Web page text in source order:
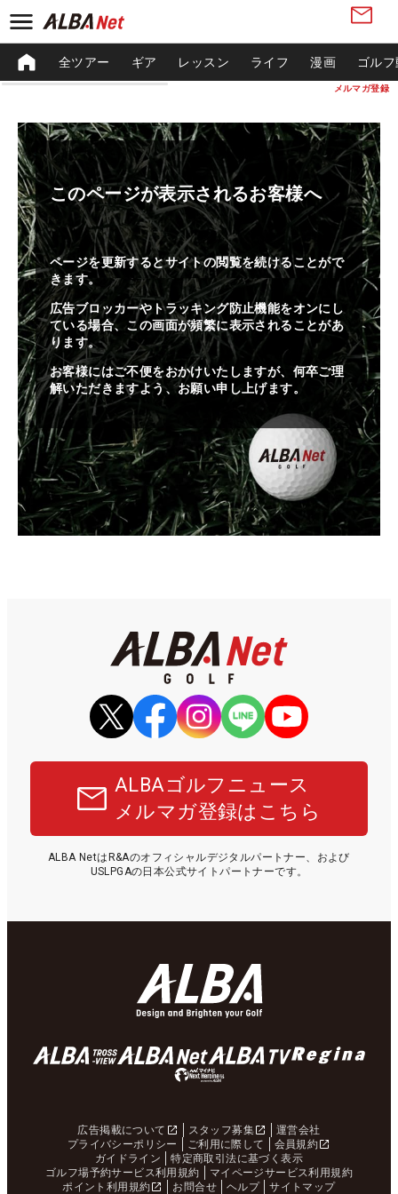
メルマガ登録
全ツアー ギア レッスン ライフ 漫画 ゴル
このページが表示されるお客様へ
ページを更新するとサイトの閲覧を続けることがで
きます。
広告ブロッカーやトラッキング防止機能をオンにし
ている場合、この画面が頻繁に表示されることがあ
ります。
お客様にはご不便をおかけいたしますが、何卒ご理
解いただきますよう、お願い申し上げます。
ALBAゴルフニュース
メルマガ登録はこちら
ALBA NetはR&Aのオフィシャルデジタルパートナー、および
USLPGAの日本公式サイトパートナーです。
広告掲載について スタッフ募集
運営会社
プライバシーポリシー
ご利用に際して
会員規約
ガイドライン
特定商取引法に基づく表示
ゴルフ場予約サービス利用規約
マイページサービス利用規約
ポイント利用規約
お問合せ ヘルプ サイトマップ